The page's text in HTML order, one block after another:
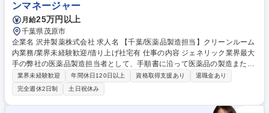
ンのマネジメント・ライン保全
ンマネージャー
月給25万円以上
千葉県茂原市
企業名 沢井製薬株式会社 求人名 【千葉/医薬品製造担当】クリーンルーム
内業務/業界未経験歓迎/借り上げ社宅有 仕事の内容 ジェネリック業界最大
手の弊社の医薬品製造担当者として、手順書に沿って医薬品の製造または
包装にかかわる機械操作をお願いします。クリーンルーム内での作業とな
り、衛生的な環境でお仕事していただけます。 【入社後について】入社後
は約半年にわたり研修を実施します。入社前の段階では専門的な知識は不
要です。医薬品製造を通じて社会貢献したいという意欲のある方はぜひご
業界未経験歓迎 年間休日120日以上 資格取得支援あり
退職金あり
完全週休2日制
土日祝休み